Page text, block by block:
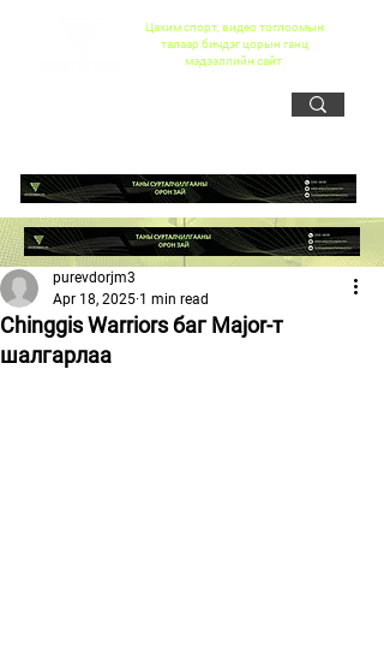
Цахим спорт, видео тоглоомын
талаар бичдэг цорын ганц
мэдээллийн сайт
Chinggis Warriors баг Major-т
шалгарлаа
purevdorjm3
Apr 18, 2025 1 min read